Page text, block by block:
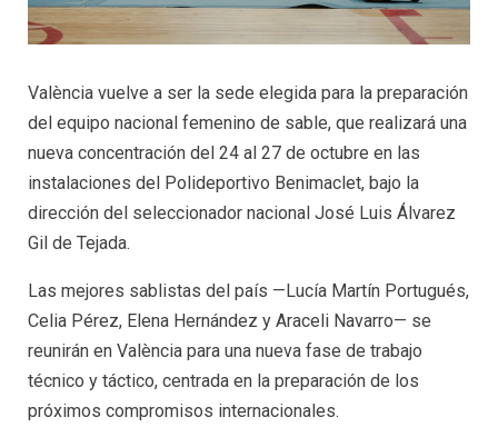
València vuelve a ser la sede elegida para la preparación
del equipo nacional femenino de sable, que realizará una
nueva concentración del 24 al 27 de octubre en las
instalaciones del Polideportivo Benimaclet, bajo la
dirección del seleccionador nacional José Luis Álvarez
Gil de Tejada.
Las mejores sablistas del país —Lucía Martín Portugués,
Celia Pérez, Elena Hernández y Araceli Navarro— se
reunirán en València para una nueva fase de trabajo
técnico y táctico, centrada en la preparación de los
próximos compromisos internacionales.